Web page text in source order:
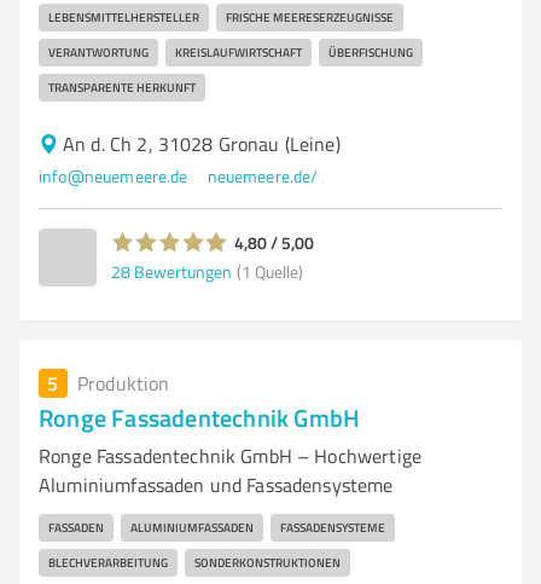
LEBENSMITTELHERSTELLER FRISCHE MEERESERZEUGNISSE
VERANTWORTUNG KREISLAUFWIRTSCHAFT ÜBERFISCHUNG
TRANSPARENTE HERKUNFT
An d. Ch 2, 31028 Gronau (Leine)
info@neuemeere.de neuemeere.de/
4,80 / 5,00
28 Bewertungen (1 Quelle)
5 Produktion
Ronge Fassadentechnik GmbH
Ronge Fassadentechnik GmbH – Hochwertige
Aluminiumfassaden und Fassadensysteme
FASSADEN ALUMINIUMFASSADEN FASSADENSYSTEME
BLECHVERARBEITUNG SONDERKONSTRUKTIONEN